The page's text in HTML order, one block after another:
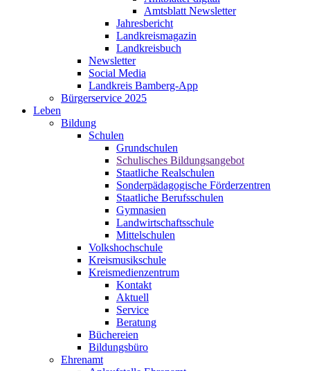
Amtsblatt Newsletter
Jahresbericht
Landkreismagazin
Landkreisbuch
Newsletter
Social Media
Landkreis Bamberg-App
Bürgerservice 2025
Leben
Bildung
Schulen
Grundschulen
Schulisches Bildungsangebot
Staatliche Realschulen
Sonderpädagogische Förderzentren
Staatliche Berufsschulen
Gymnasien
Landwirtschaftsschule
Mittelschulen
Volkshochschule
Kreismusikschule
Kreismedienzentrum
Kontakt
Aktuell
Service
Beratung
Büchereien
Bildungsbüro
Ehrenamt